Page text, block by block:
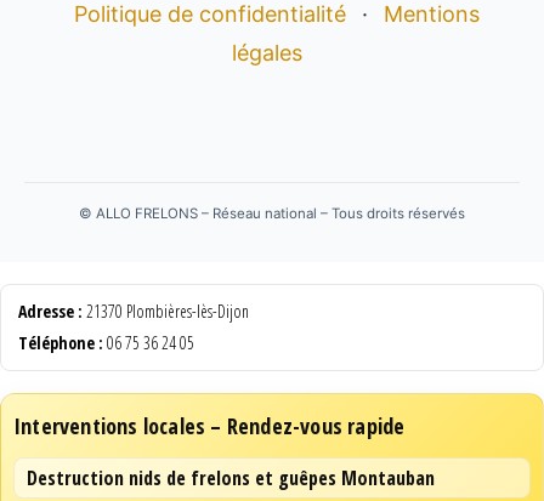
Politique de confidentialité ·
Mentions
légales
© ALLO FRELONS – Réseau national – Tous droits réservés
Adresse : 21370 Plombières-lès-Dijon
Téléphone : 06 75 36 24 05
Interventions locales – Rendez-vous rapide
Destruction nids de frelons et guêpes Montauban